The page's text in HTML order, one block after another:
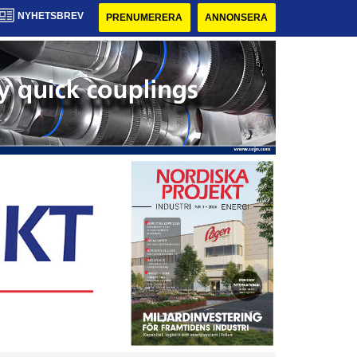
NYHETSBREV PRENUMERERA ANNONSERA